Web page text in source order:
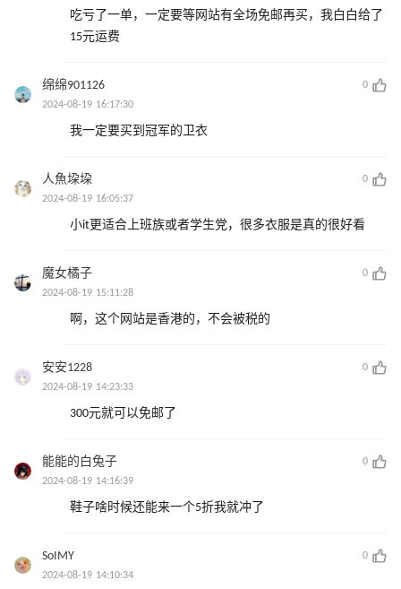
吃亏了一单，一定要等网站有全场免邮再买，我白白给了
15元运费
绵绵901126
0
2024-08-19 16:17:30
我一定要买到冠军的卫衣
人魚垜垜
0
2024-08-19 16:05:37
小it更适合上班族或者学生党，很多衣服是真的很好看
魔女橘子
0
2024-08-19 15:11:28
啊，这个网站是香港的，不会被税的
安安1228
0
2024-08-19 14:23:33
300元就可以免邮了
能能的白兔子
0
2024-08-19 14:16:39
鞋子啥时候还能来一个5折我就冲了
SoIMY
0
2024-08-19 14:10:34